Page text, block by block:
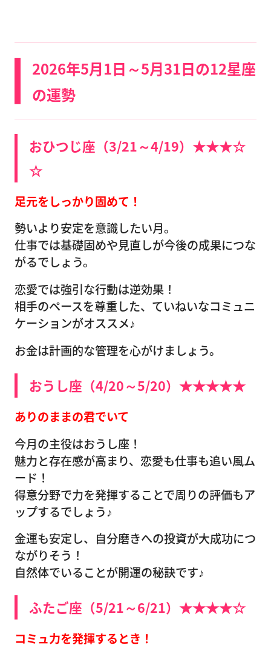
2026年5月1日～5月31日の12星座
の運勢
おひつじ座（3/21～4/19）★★★☆
☆
足元をしっかり固めて！
勢いより安定を意識したい月。
仕事では基礎固めや見直しが今後の成果につな
がるでしょう。
恋愛では強引な行動は逆効果！
相手のペースを尊重した、ていねいなコミュニ
ケーションがオススメ♪
お金は計画的な管理を心がけましょう。
おうし座（4/20～5/20）★★★★★
ありのままの君でいて
今月の主役はおうし座！
魅力と存在感が高まり、恋愛も仕事も追い風ム
ード！
得意分野で力を発揮することで周りの評価もア
ップするでしょう♪
金運も安定し、自分磨きへの投資が大成功につ
ながりそう！
自然体でいることが開運の秘訣です♪
ふたご座（5/21～6/21）★★★★☆
コミュ力を発揮するとき！